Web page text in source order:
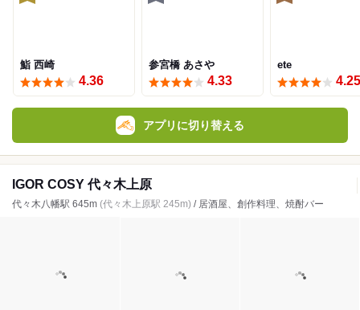
鮨 西崎
4.36
参宮橋 あさや
4.33
ete
4.25
アプリに切り替える
IGOR COSY 代々木上原
代々木八幡駅 645m (代々木上原駅 245m) / 居酒屋、創作料理、焼酎バー